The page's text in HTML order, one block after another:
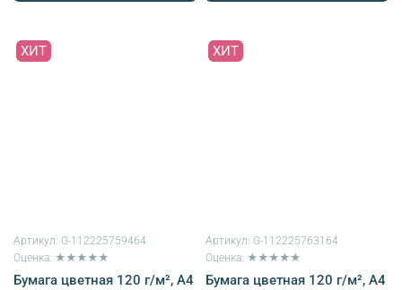
ХИТ
Артикул: G-112225759464
Оценка: ★★★★★
Бумага цветная 120 г/м², A4
ХИТ
Артикул: G-112225763164
Оценка: ★★★★★
Бумага цветная 120 г/м², A4